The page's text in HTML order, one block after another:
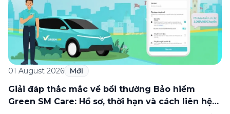
01 August 2026 Mới
Giải đáp thắc mắc về bồi thường Bảo hiểm
Green SM Care: Hồ sơ, thời hạn và cách liên hệ